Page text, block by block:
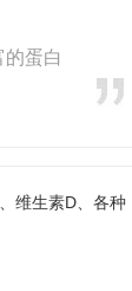
蛋白
维生素D、各种